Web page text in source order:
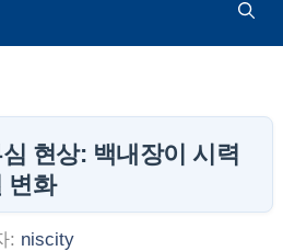
현상: 백내장이 시력
변화
: niscity